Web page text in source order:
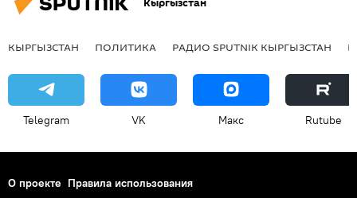
Кыргызстан
КЫРГЫЗСТАН ПОЛИТИКА РАДИО SPUTNIK КЫРГЫЗСТАН
Telegram VK Макс Rutube
О проекте Правила использования